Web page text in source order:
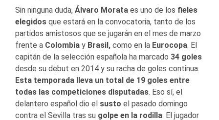
Sin ninguna duda, Álvaro Morata es uno de los fieles
elegidos que estará en la convocatoria, tanto de los
partidos amistosos que se jugarán en el mes de marzo
frente a Colombia y Brasil, como en la Eurocopa. El
capitán de la selección española ha marcado 34 goles
desde su debut en 2014 y su racha de goles continua.
Esta temporada lleva un total de 19 goles entre
todas las competiciones disputadas. Eso sí, el
delantero español dio el susto el pasado domingo
contra el Sevilla tras su golpe en la rodilla. El jugador